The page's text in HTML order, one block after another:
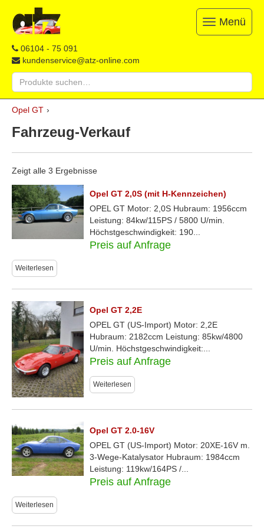
ATZ
Opel-
Ersatzteile
Restauration,
Reparatur
&
Ersatzteile
&
Onlineshop
06104 - 75 091
kundenservice@atz-online.com
Suche
nach:
Toggle
navigation
Menü
Skip
content
Opel GT ›
Fahrzeug-Verkauf
Zeigt alle 3 Ergebnisse
Opel GT 2,0S (mit H-Kennzeichen)
OPEL GT Motor: 2,0S Hubraum: 1956ccm
Leistung: 84kw/115PS / 5800 U/min.
Höchstgeschwindigkeit: 190...
Preis auf Anfrage
Weiterlesen
Opel GT 2,2E
OPEL GT (US-Import) Motor: 2,2E
Hubraum: 2182ccm Leistung: 85kw/4800
U/min. Höchstgeschwindigkeit:...
Preis auf Anfrage
Weiterlesen
Opel GT 2.0-16V
OPEL GT (US-Import) Motor: 20XE-16V m.
3-Wege-Katalysator Hubraum: 1984ccm
Leistung: 119kw/164PS /...
Preis auf Anfrage
Weiterlesen